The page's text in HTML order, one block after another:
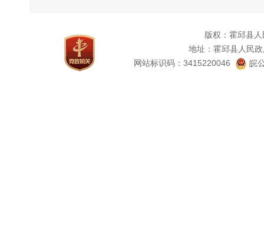
版权：霍邱县
地址：霍邱县人民
网站标识码：3415220046
皖